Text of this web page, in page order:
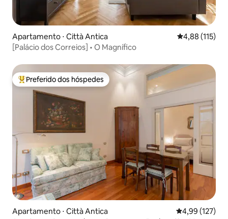
Apartamento ⋅ Città Antica 4,88 de uma
4,88 (115)
[Palácio dos Correios] • O Magnífico
Entre os melhores preferidos dos hóspedes
Preferido dos hóspedes
Apartamento ⋅ Città Antica 4,99 de uma
4,99 (127)